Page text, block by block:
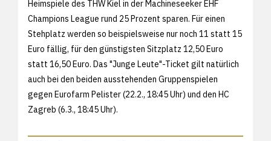
Heimspiele des THW Kiel in der Machineseeker EHF
Champions League rund 25 Prozent sparen. Für einen
Stehplatz werden so beispielsweise nur noch 11 statt 15
Euro fällig, für den günstigsten Sitzplatz 12,50 Euro
statt 16,50 Euro. Das "Junge Leute"-Ticket gilt natürlich
auch bei den beiden ausstehenden Gruppenspielen
gegen Eurofarm Pelister (22.2., 18:45 Uhr) und den HC
Zagreb (6.3., 18:45 Uhr).